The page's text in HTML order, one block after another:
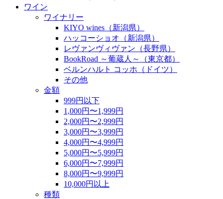
ワイン
ワイナリー
KIYO wines（新潟県）
ハッコーショオ（新潟県）
レヴァンヴィヴァン（長野県）
BookRoad ～葡蔵人～（東京都）
ベルンハルト コッホ（ドイツ）
その他
金額
999円以下
1,000円〜1,999円
2,000円〜2,999円
3,000円〜3,999円
4,000円〜4,999円
5,000円〜5,999円
6,000円〜7,999円
8,000円〜9,999円
10,000円以上
種類